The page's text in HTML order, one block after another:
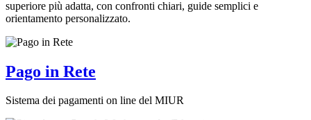
superiore più adatta, con confronti chiari, guide semplici e
orientamento personalizzato.
Pago in Rete
Sistema dei pagamenti on line del MIUR